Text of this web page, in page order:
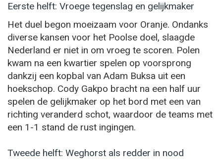
Eerste helft: Vroege tegenslag en gelijkmaker
Het duel begon moeizaam voor Oranje. Ondanks
diverse kansen voor het Poolse doel, slaagde
Nederland er niet in om vroeg te scoren. Polen
kwam na een kwartier spelen op voorsprong
dankzij een kopbal van Adam Buksa uit een
hoekschop. Cody Gakpo bracht na een half uur
spelen de gelijkmaker op het bord met een van
richting veranderd schot, waardoor de teams met
een 1-1 stand de rust ingingen.
Tweede helft: Weghorst als redder in nood